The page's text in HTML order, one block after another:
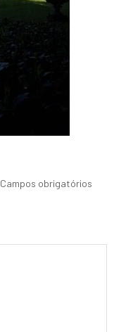
Campos obrigatórios